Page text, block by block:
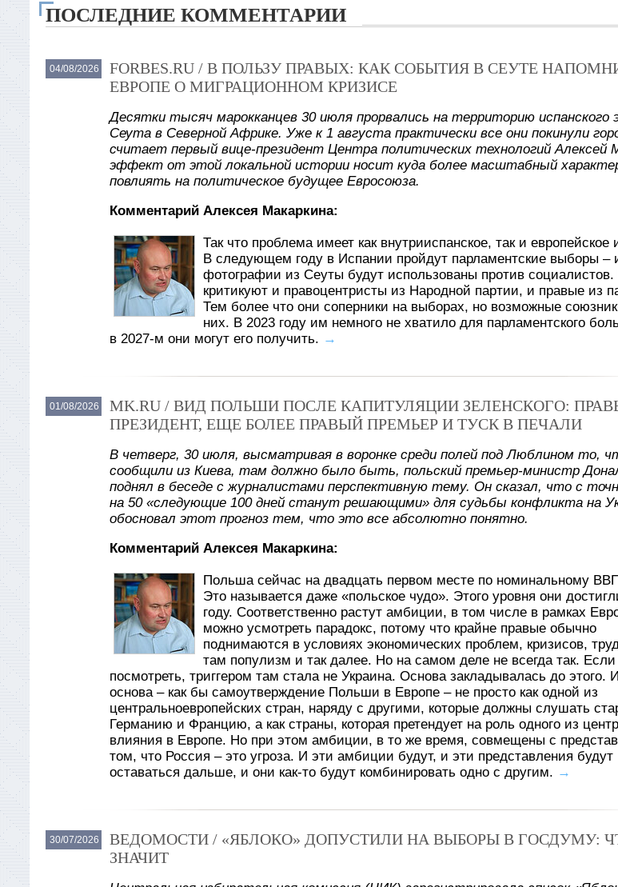
ПОСЛЕДНИЕ КОММЕНТАРИИ
04/08/2026
FORBES.RU / В ПОЛЬЗУ ПРАВЫХ: КАК СОБЫТИЯ В СЕУТЕ
ЕВРОПЕ О МИГРАЦИОННОМ КРИЗИСЕ
Десятки тысяч марокканцев 30 июля прорвались на территорию испанского
Сеута в Северной Африке. Уже к 1 августа практически все они покинули
считает первый вице-президент Центра политических технологий Алексей
эффект от этой локальной истории носит куда более масштабный
повлиять на политическое будущее Евросоюза.
Комментарий Алексея Макаркина:
Так что проблема имеет как внутрииспанское, так и европейское
В следующем году в Испании пройдут парламентские выборы –
фотографии из Сеуты будут использованы против
критикуют и правоцентристы из Народной партии, и правые из
Тем более что они соперники на выборах, но возможные
них. В 2023 году им немного не хватило для парламентского
в 2027-м они могут его получить. →
01/08/2026
MK.RU / ВИД ПОЛЬШИ ПОСЛЕ КАПИТУЛЯЦИИ ЗЕЛЕНСКОГО:
ПРЕЗИДЕНТ, ЕЩЕ БОЛЕЕ ПРАВЫЙ ПРЕМЬЕР И ТУСК В ПЕЧАЛИ
В четверг, 30 июля, высматривая в воронке среди полей под Люблином то,
сообщили из Киева, там должно было быть, польский премьер-министр
поднял в беседе с журналистами перспективную тему. Он сказал, что с
на 50 «следующие 100 дней станут решающими» для судьбы конфликта на
обосновал этот прогноз тем, что это все абсолютно понятно.
Комментарий Алексея Макаркина:
Польша сейчас на двадцать первом месте по номинальному
Это называется даже «польское чудо». Этого уровня они
году. Соответственно растут амбиции, в том числе в рамках
можно усмотреть парадокс, потому что крайне правые обычно
поднимаются в условиях экономических проблем, кризисов,
там популизм и так далее. Но на самом деле не всегда так. Если
посмотреть, триггером там стала не Украина. Основа закладывалась до этого.
основа – как бы самоутверждение Польши в Европе – не просто как одной из
центральноевропейских стран, наряду с другими, которые должны слушать
Германию и Францию, а как страны, которая претендует на роль одного из
влияния в Европе. Но при этом амбиции, в то же время, совмещены с
том, что Россия – это угроза. И эти амбиции будут, и эти представления будут
оставаться дальше, и они как-то будут комбинировать одно с другим. →
30/07/2026
ВЕДОМОСТИ / «ЯБЛОКО» ДОПУСТИЛИ НА ВЫБОРЫ В ГОСДУМУ:
ЗНАЧИТ